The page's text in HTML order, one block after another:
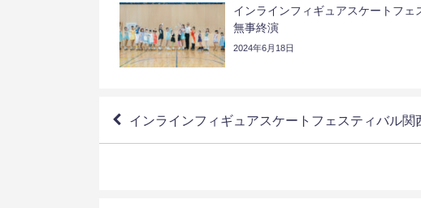
インラインフィギュアスケートフェ
無事終演
2024年6月18日
インラインフィギュアスケートフェスティバル関